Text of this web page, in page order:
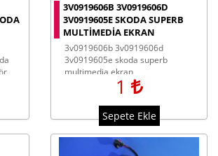
3V0919606B 3V0919606D
3V0919605E SKODA SUPERB
MULTIMEDIA EKRAN
3v0919606b 3v0919606d
3v0919605e skoda superb
multimedia ekran
1
Sepete Ekle